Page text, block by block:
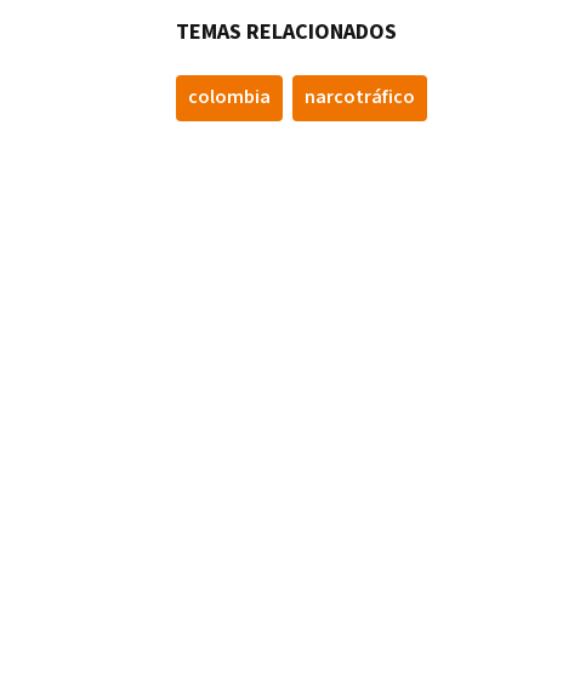
TEMAS RELACIONADOS
colombia narcotráfico